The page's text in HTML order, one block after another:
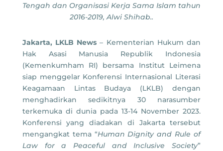
Tengah dan Organisasi Kerja Sama Islam tahun
2016-2019, Alwi Shihab..
Jakarta, LKLB News – Kementerian Hukum dan
Hak Asasi Manusia Republik Indonesia
(Kemenkumham RI) bersama Institut Leimena
siap menggelar Konferensi Internasional Literasi
Keagamaan Lintas Budaya (LKLB) dengan
menghadirkan sedikitnya 30 narasumber
terkemuka di dunia pada 13-14 November 2023.
Konferensi yang diadakan di Jakarta tersebut
mengangkat tema “Human Dignity and Rule of
Law for a Peaceful and Inclusive Society”